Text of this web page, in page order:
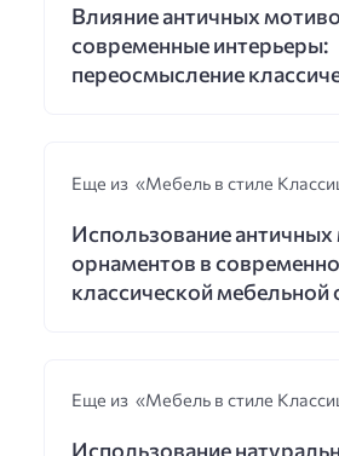
Влияние античных
современные интерьеры:
переосмысление
Еще из «Мебель в стиле
Использование античных
орнаментов в
классической мебельной
Еще из «Мебель в стиле
Использование